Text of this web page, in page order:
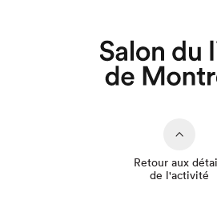
Retour aux
de l'activité